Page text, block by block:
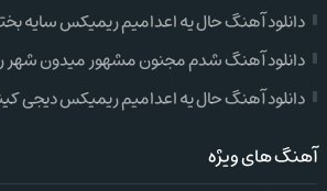
دانلود آهنگ حال یه اعدامیم ریمیکس سایه
دانلود آهنگ شدم مجنون مشهور میدون شهر
دانلود آهنگ حال یه اعدامیم ریمیکس دیجی
آهنگ های ویژه